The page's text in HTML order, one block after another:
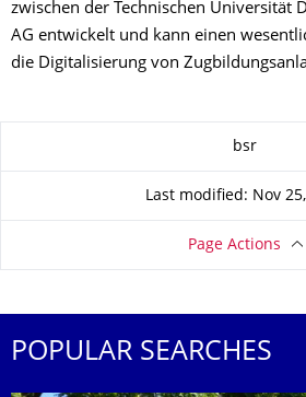
zwischen der Technischen Universität
AG entwickelt und kann einen
die Digitalisierung von
bsr
Last modified: Nov
Page Actions
POPULAR SEARCHES